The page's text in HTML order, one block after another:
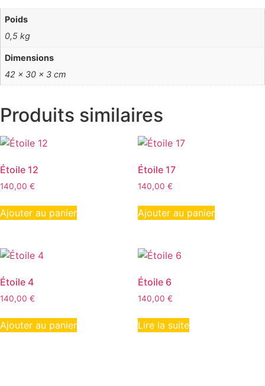
Poids
0,5 kg
Dimensions
42 × 30 × 3 cm
Produits similaires
Étoile 12
140,00 €
Ajouter au panier
Étoile 17
140,00 €
Ajouter au panier
Étoile 4
140,00 €
Ajouter au panier
Étoile 6
140,00 €
Lire la suite